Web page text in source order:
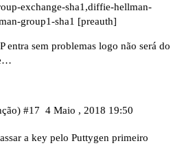
exchange-sha1,diffie-hellman-
group1-sha1 [preauth]
entra sem problemas logo não será do
4 Maio , 2018 19:50
#17
a key pelo Puttygen primeiro